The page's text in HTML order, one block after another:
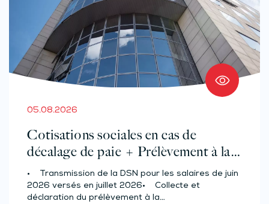
05.08.2026
Cotisations sociales en cas de
décalage de paie + Prélèvement à la
source des salariés et assimilés
(effectif d’au moins 50 salariés)
• Transmission de la DSN pour les salaires de juin
2026 versés en juillet 2026• Collecte et
déclaration du prélèvement à la…